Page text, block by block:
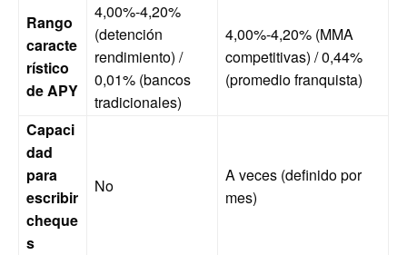
Rango
caracte
rístico
de APY
4,00%-4,20%
(detención
rendimiento) /
0,01% (bancos
tradicionales)
4,00%-4,20% (MMA
competitivas) / 0,44%
(promedio franquista)
Capaci
dad
para
escribir
cheque
s
No
A veces (definido por
mes)